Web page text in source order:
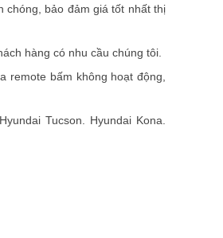
chóng, bảo đảmgiá tốt nhất thị
hàng có nhu cầu chúng tôi.
bấm không hoạt động,
Tucson. Hyundai Kona.